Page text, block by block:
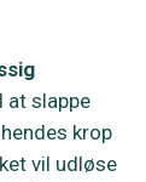
at slappe
krop
vil udløse